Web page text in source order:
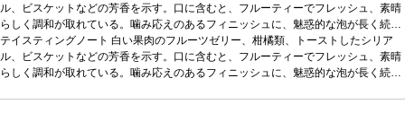
ル、ビスケットなどの芳香を示す。口に含むと、フルーティーでフレッシュ、素晴
らしく調和が取れている。噛み応えのあるフィニッシュに、魅惑的な泡が長く続
く。合う料理魚、白身肉、デザート、またアペリティフに最適などと好相性葡萄
品種エンクルザード 40%、ビカル 40%、マルヴァジア・フィナ 20%*本ヴィンテ
ージが在庫切れの場合、在庫があり価格が同様の場合は自動的に次のヴィンテージ
テイスティングノート 白い果肉のフルーツゼリー、柑橘類、トーストしたシリア
ル、ビスケットなどの芳香を示す。口に含むと、フルーティーでフレッシュ、素晴
らしく調和が取れている。噛み応えのあるフィニッシュに、魅惑的な泡が長く続